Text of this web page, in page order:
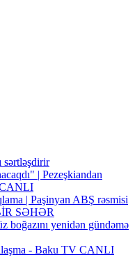
sərtləşdirir
| Pezeşkiandan
CANLI
| Paşinyan ABŞ rəsmisi
SƏHƏR
yenidən gündəmə
- Baku TV CANLI